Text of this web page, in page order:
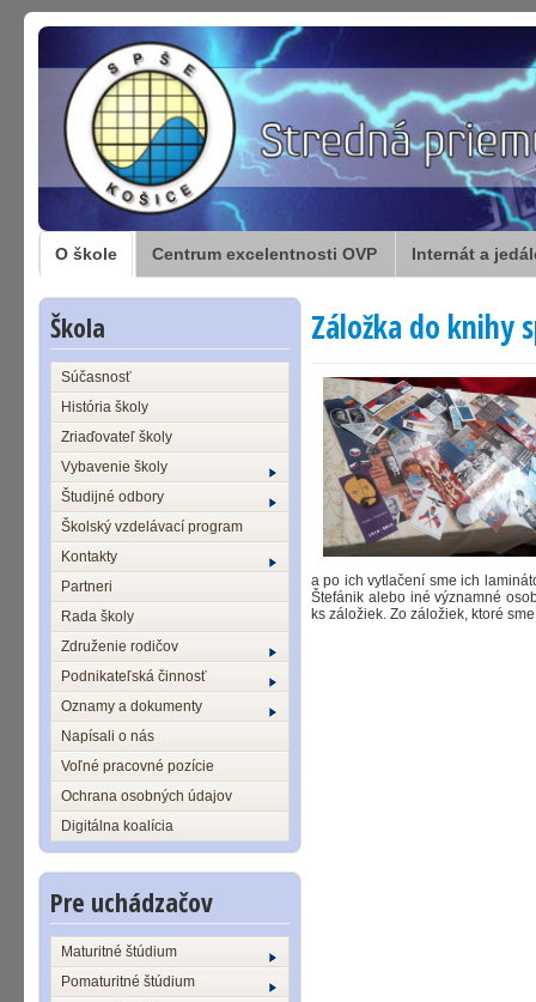
O škole Centrum excelentnosti OVP Internát a
Škola
Súčasnosť
História školy
Zriaďovateľ školy
Vybavenie školy
Študijné odbory
Školský vzdelávací program
Kontakty
Partneri
Rada školy
Združenie rodičov
Podnikateľská činnosť
Oznamy a dokumenty
Napísali o nás
Voľné pracovné pozície
Ochrana osobných údajov
Digitálna koalícia
Pre uchádzačov
Maturitné štúdium
Pomaturitné štúdium
Záložka do knihy
a po ich vytlačení sme ich
Štefánik alebo iné významné
ks záložiek. Zo záložiek, ktoré